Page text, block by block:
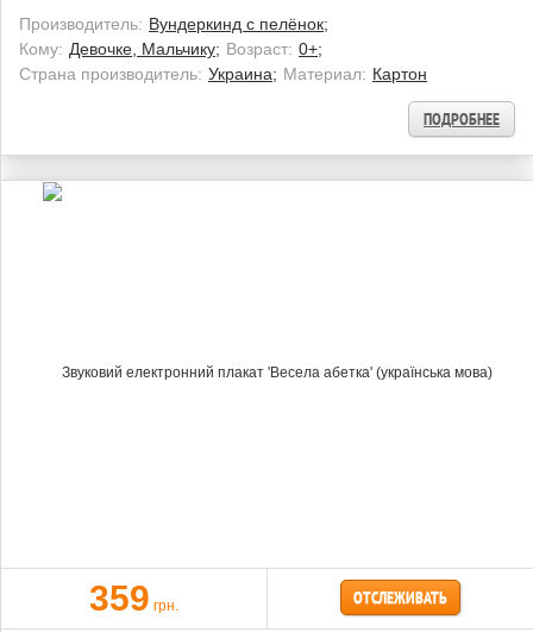
Производитель: Вундеркинд с пелёнок;
Кому: Девочке, Мальчику; Возраст: 0+;
Страна производитель: Украина; Материал: Картон
ПОДРОБНЕЕ
359 грн. ОТСЛЕЖИВАТЬ